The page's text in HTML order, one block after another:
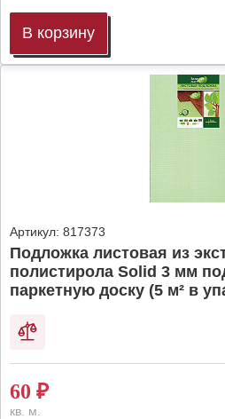
В корзину
Артикул: 817373
Подложка листовая из
полистирола Solid 3 мм
паркетную доску (5 м² в
60 ₽
кв. м.